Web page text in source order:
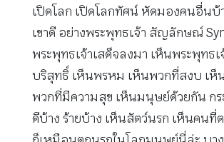
เปิดโลก เปิดโลกทัศน์ หัดมองคนอื่นบ้
เขาดี อย่างพระพุทธเจ้า สัญลักษณ์
พระพุทธเจ้าเสด็จลงมา เห็นพระพุทธ
บริสุทธิ์ เห็นพรหม เห็นพวกที่สงบ เห็
พวกที่มีความสุข เห็นมนุษย์ด้วยกัน กร
ดีบ้าง ร้ายบ้าง เห็นสัตว์นรก เห็นคนที่